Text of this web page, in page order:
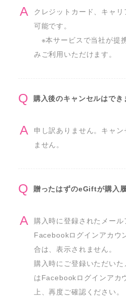
クレジットカード、キャ
可能です。
※本サービスで当社が提
みご利用いただけます。
購入後のキャンセルはでき
申し訳ありません。キャン
ません。
贈ったはずのeGiftが購入
購入時に登録されたメー
Facebookログインアカウ
合は、表示されません。
購入時にご登録いただいた
はFacebookログインアカ
上、再度ご確認ください。